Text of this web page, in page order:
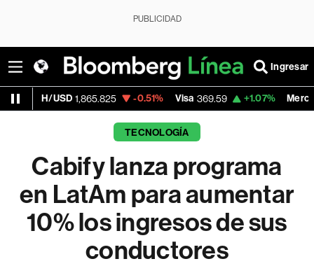
PUBLICIDAD
Ingresar
1,865.825 -0.51% Visa 369.59 +1.07% MercadoLibre
TECNOLOGÍA
Cabify lanza programa
en LatAm para aumentar
10% los ingresos de sus
conductores